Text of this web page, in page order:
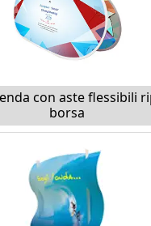
con aste flessibili
borsa